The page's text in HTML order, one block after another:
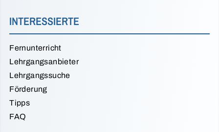
INTERESSIERTE
Fernunterricht
Lehrgangsanbieter
Lehrgangssuche
Förderung
Tipps
FAQ